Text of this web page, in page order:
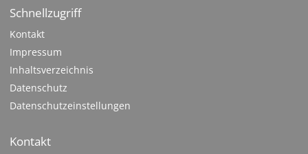
Schnellzugriff
Kontakt
Impressum
Inhaltsverzeichnis
Datenschutz
Datenschutzeinstellungen
Kontakt